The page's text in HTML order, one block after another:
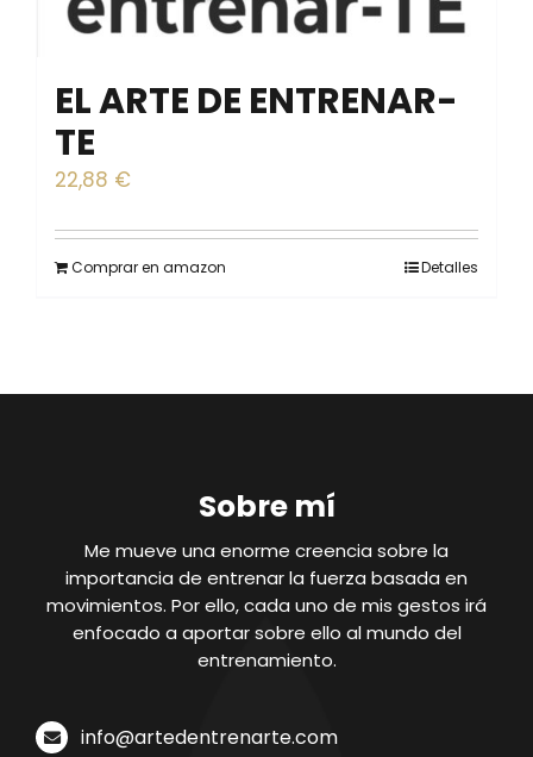
EL ARTE DE ENTRENAR-
TE
22,88 €
Comprar en amazon Detalles
Sobre mí
Me mueve una enorme creencia sobre la
importancia de entrenar la fuerza basada en
movimientos. Por ello, cada uno de mis gestos irá
enfocado a aportar sobre ello al mundo del
entrenamiento.
info@artedentrenarte.com